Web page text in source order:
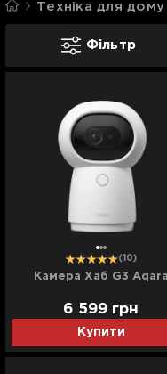
Техніка для дому
Камери Івано-
Фільтр
(10)
Камера Хаб G3 Aqara
Купити
6 599 грн